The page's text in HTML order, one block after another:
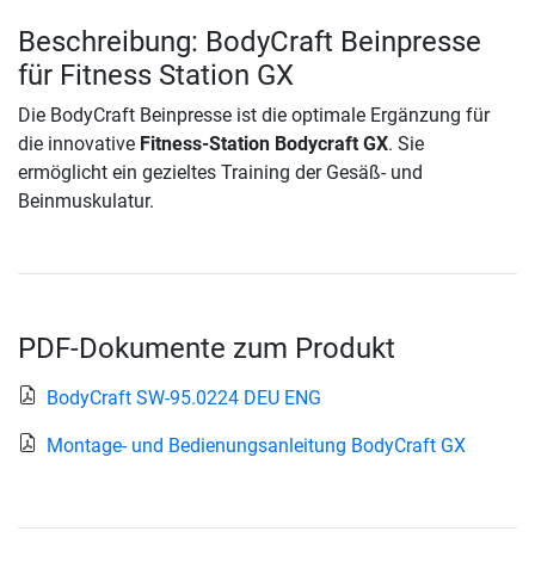
Beschreibung: BodyCraft Beinpresse
für Fitness Station GX
Die BodyCraft Beinpresse ist die optimale Ergänzung für
die innovative Fitness-Station Bodycraft GX. Sie
ermöglicht ein gezieltes Training der Gesäß- und
Beinmuskulatur.
PDF-Dokumente zum Produkt
BodyCraft SW-95.0224 DEU ENG
Montage- und Bedienungsanleitung BodyCraft GX